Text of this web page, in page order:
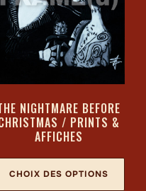
NIGHTMARE BEFORE
/ PRINTS &
AFFICHES
CHOIX DES OPTIONS